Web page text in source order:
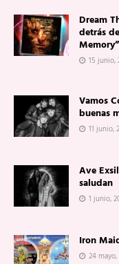
Dream
detrás
Memory”
15 junio,
Vamos
buenas
11 junio,
Ave
saludan
1 junio,
Iron
24